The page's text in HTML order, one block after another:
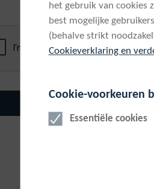
het gebruik van cookies
best mogelijke
(behalve strikt
Cookieverklaring en
Cookie-voorkeuren
Essentiële cookies